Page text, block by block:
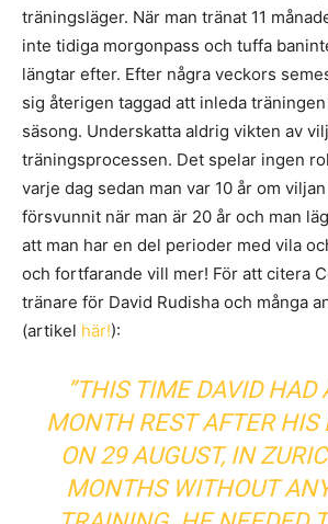
träningsläger. När man tränat 11
inte tidiga morgonpass och tuffa
längtar efter. Efter några veckors
sig återigen taggad att inleda
säsong. Underskatta aldrig vikten av
träningsprocessen. Det spelar ingen
varje dag sedan man var 10 år om
försvunnit när man är 20 år och man
att man har en del perioder med vila
och fortfarande vill mer! För att citera
tränare för David Rudisha och många
(artikel här!):
”THIS TIME DAVID HAD
MONTH REST AFTER HIS
ON 29 AUGUST, IN
MONTHS WITHOUT